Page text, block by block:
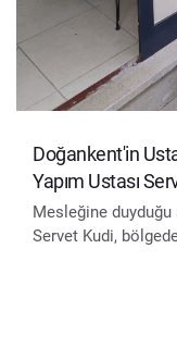
Doğankent'in
Yapım Ustası
Mesleğine duyduğu
Servet Kudi,